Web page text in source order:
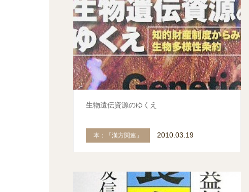
生物遺伝資源のゆくえ
本：「漢方関連」 2010.03.19